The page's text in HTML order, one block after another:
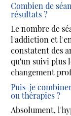
Combien de
résultats ?
Le nombre de
l'addiction et
constatent des
qu'un suivi plus
changement
Puis-je
ou thérapies ?
Absolument,